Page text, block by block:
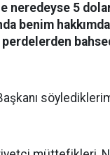
neredeyse 5
benim